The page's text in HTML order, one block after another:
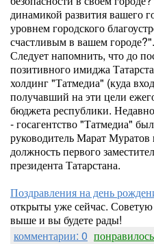
динамикой развития вашего
уровнем городского
счастливым в вашем городе?".
Следует напомнить, что до
позитивного имиджа
холдинг "Татмедиа" (куда
получавший на эти цели
бюджета республики.
- госагентство "Татмедиа"
руководитель Марат
должность первого
президента Татарстана.
Поздравления на день
открыты уже сейчас.
выше и вы будете рады!
комментарии: 0